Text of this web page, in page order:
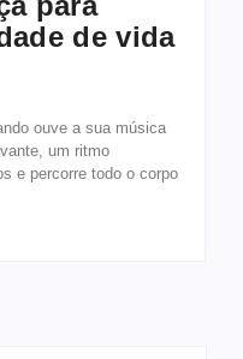
de vida
ouve a sua música
um ritmo
e percorre todo o corpo